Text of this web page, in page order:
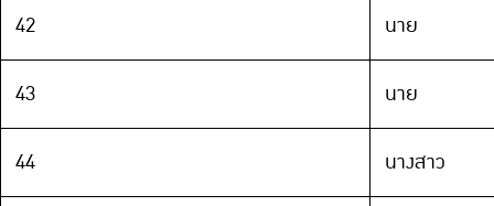
42
นาย
43
นาย
44
นางสาว